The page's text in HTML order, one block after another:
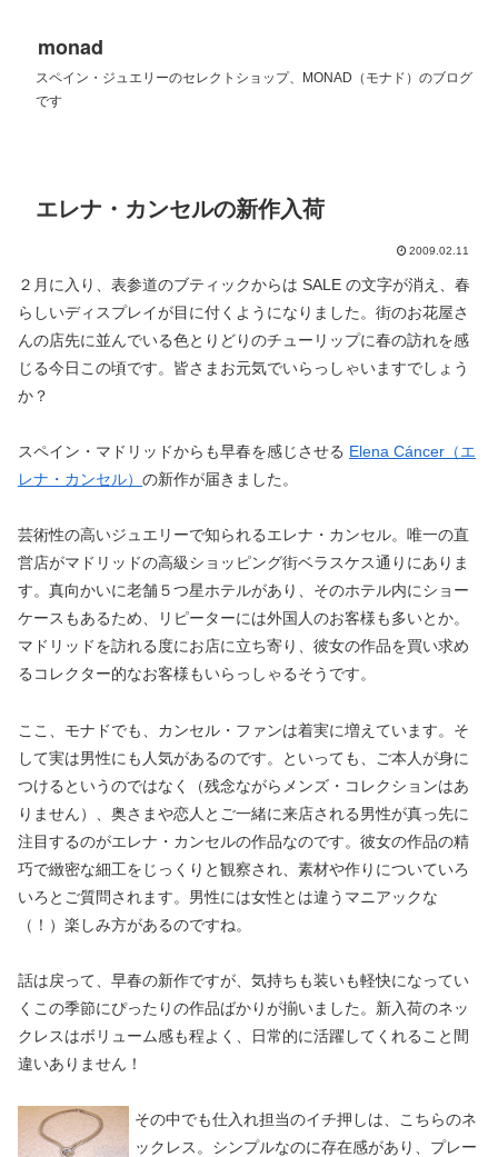
monad
スペイン・ジュエリーのセレクトショップ、MONAD（モナド）のブログ
です
エレナ・カンセルの新作入荷
2009.02.11
２月に入り、表参道のブティックからは SALE の文字が消え、春
らしいディスプレイが目に付くようになりました。街のお花屋さ
んの店先に並んでいる色とりどりのチューリップに春の訪れを感
じる今日この頃です。皆さまお元気でいらっしゃいますでしょう
か？
スペイン・マドリッドからも早春を感じさせる Elena Cáncer（エ
レナ・カンセル） の新作が届きました。
芸術性の高いジュエリーで知られるエレナ・カンセル。唯一の直
営店がマドリッドの高級ショッピング街ベラスケス通りにありま
す。真向かいに老舗５つ星ホテルがあり、そのホテル内にショー
ケースもあるため、リピーターには外国人のお客様も多いとか。
マドリッドを訪れる度にお店に立ち寄り、彼女の作品を買い求め
るコレクター的なお客様もいらっしゃるそうです。
ここ、モナドでも、カンセル・ファンは着実に増えています。そ
して実は男性にも人気があるのです。といっても、ご本人が身に
つけるというのではなく（残念ながらメンズ・コレクションはあ
りません）、奥さまや恋人とご一緒に来店される男性が真っ先に
注目するのがエレナ・カンセルの作品なのです。彼女の作品の精
巧で緻密な細工をじっくりと観察され、素材や作りについていろ
いろとご質問されます。男性には女性とは違うマニアックな
（！）楽しみ方があるのですね。
話は戻って、早春の新作ですが、気持ちも装いも軽快になってい
くこの季節にぴったりの作品ばかりが揃いました。新入荷のネッ
クレスはボリューム感も程よく、日常的に活躍してくれること間
違いありません！
その中でも仕入れ担当のイチ押しは、こちらのネ
ックレス。シンプルなのに存在感があり、プレー